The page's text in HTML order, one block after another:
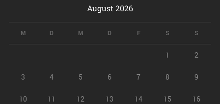
August 2026
M D M D F S S
1 2
3 4 5 6 7 8 9
10 11 12 13 14 15 16